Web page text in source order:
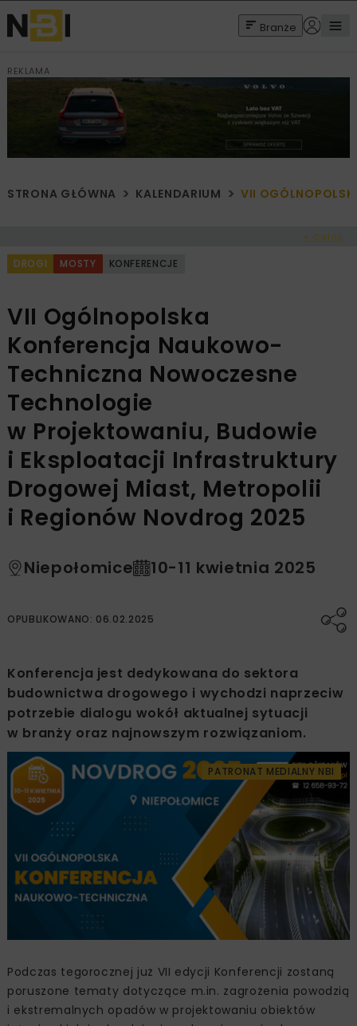
Branże
REKLAMA
STRONA GŁÓWNA KALENDARIUM VII
< Cofnij
DROGI MOSTY KONFERENCJE
VII Ogólnopolska
Konferencja Naukowo-
Techniczna Nowoczesne
Technologie
w Projektowaniu, Budowie
i Eksploatacji Infrastruktury
Drogowej Miast, Metropolii
i Regionów Novdrog 2025
Niepołomice 10-11 kwietnia 2025
OPUBLIKOWANO: 06.02.2025
Konferencja jest dedykowana do sektora
budownictwa drogowego i wychodzi naprzeciw
potrzebie dialogu wokół aktualnej sytuacji
w branży oraz najnowszym rozwiązaniom.
PATRONAT MEDIALNY NBI
Podczas tegorocznej już VII edycji Konferencji zostaną
poruszone tematy dotyczące m.in. zagrożenia powodzią
i ekstremalnych opadów w projektowaniu obiektów